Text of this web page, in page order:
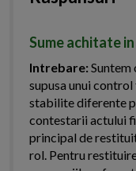
Sume achitate
Intrebare:Suntem
supusa unui
stabilite diferente
contestarii actului
principal de
rol. Pentru